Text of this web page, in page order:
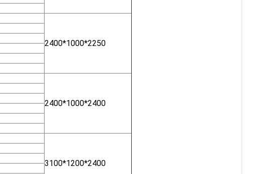
2400*1000*2250
2400*1000*2400
3100*1200*2400